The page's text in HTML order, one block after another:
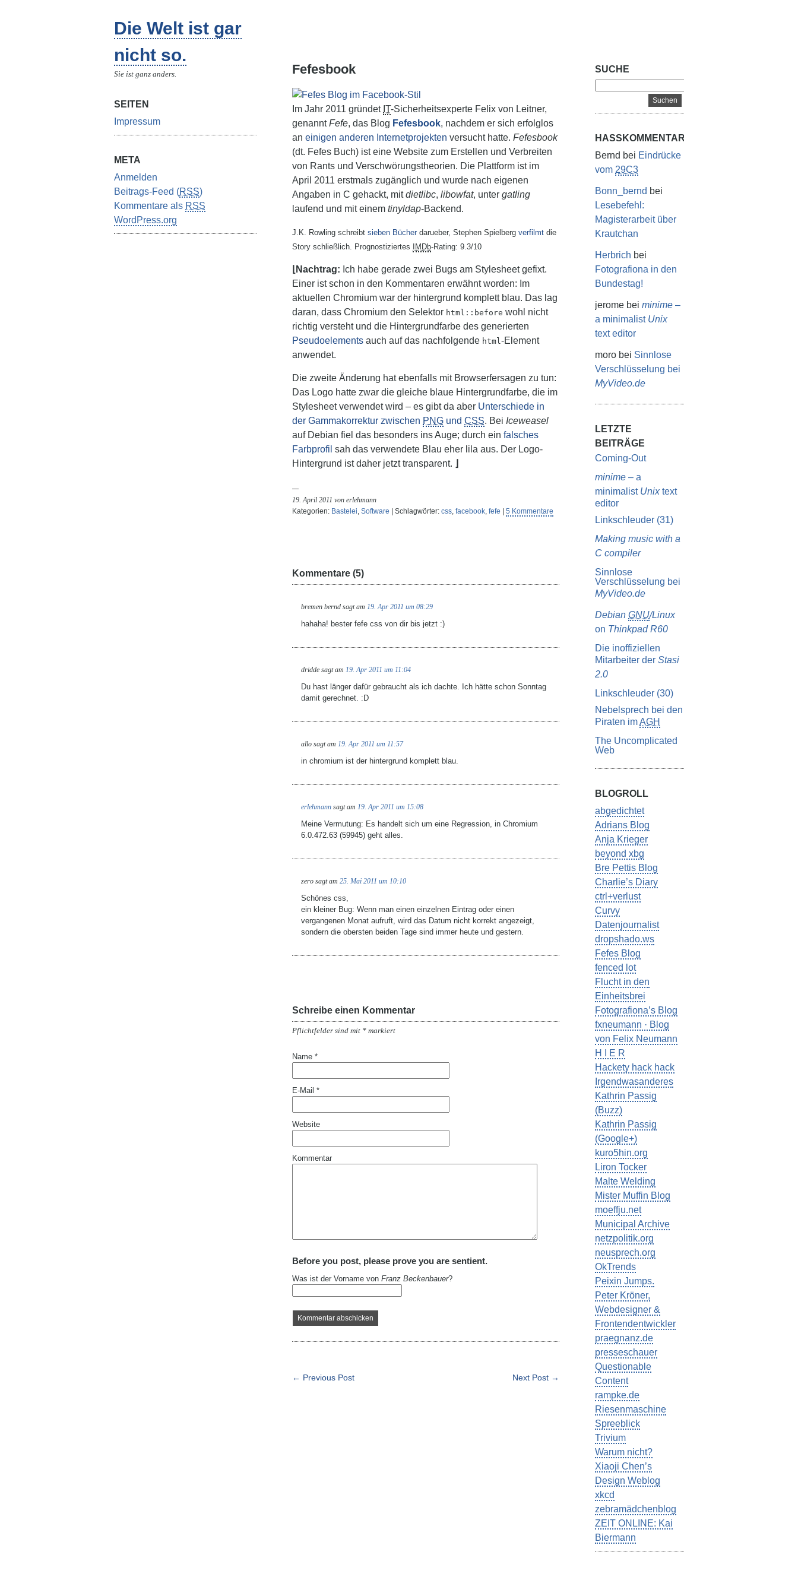
Die Welt ist gar
nicht so.
Sie ist ganz anders.
SEITEN
Impressum
META
Anmelden
Beitrags-Feed (RSS)
Kommentare als RSS
WordPress.org
Fefesbook
Im Jahr 2011 gründet IT-Sicherheitsexperte Felix von Leitner,
genanntFefe, das Blog Fefesbook, nachdem er sich erfolglos
an einigen anderen Internetprojekten versucht hatte. Fefesbook
(dt. Fefes Buch) ist eine Website zum Erstellen und Verbreiten
von Rants und Verschwörungstheorien. Die Plattform ist im
April 2011 erstmals zugänglich und wurde nach eigenen
Angaben in C gehackt, mitdietlibc, libowfat, unter gatling
laufend und mit einem tinyldap-Backend.
J.K. Rowling schreibt sieben Bücher darueber, Stephen Spielberg verfilmt die
Story schließlich. Prognostiziertes
IMDb-Rating: 9.3/10
Ich habe gerade zwei Bugs am Stylesheet gefixt.
Einer ist schon in den Kommentaren erwähnt worden: Im
aktuellen Chromium war der hintergrund komplett blau. Das lag
daran, dass Chromium den Selektor html::before wohl nicht
richtig versteht und die Hintergrundfarbe des generierten
Pseudoelements auch auf das nachfolgende html-Element
anwendet.
Die zweite Änderung hat ebenfalls mit Browserfersagen zu tun:
Das Logo hatte zwar die gleiche blaue Hintergrundfarbe, die im
Stylesheet verwendet wird – es gibt da aber Unterschiede in
der Gammakorrektur zwischen PNG und CSS. Bei Iceweasel
auf Debian fiel das besonders ins Auge; durch ein falsches
Farbprofil sah das verwendete Blau eher lila aus. Der Logo-
Hintergrund ist daher jetzt transparent.
19. April 2011 von erlehmann
Kategorien: Bastelei, Software | Schlagwörter: css, facebook, fefe 5 Kommentare
Kommentare (5)
bremen bernd sagt am 19. Apr 2011 um 08:29
hahaha! bester fefe css von dir bis jetzt :)
dridde sagt am 19. Apr 2011 um 11:04
Du hast länger dafür gebraucht als ich dachte. Ich hätte schon Sonntag
damit gerechnet. :D
allo sagt am 19. Apr 2011 um 11:57
in chromium ist der hintergrund komplett blau.
erlehmann sagt am 19. Apr 2011 um 15:08
Meine Vermutung: Es handelt sich um eine Regression, in Chromium
6.0.472.63 (59945) geht alles.
zero sagt am 25. Mai 2011 um 10:10
Schönes css,
ein kleiner Bug: Wenn man einen einzelnen Eintrag oder einen
vergangenen Monat aufruft, wird das Datum nicht korrekt angezeigt,
sondern die obersten beiden Tage sind immer heute und gestern.
Schreibe einen Kommentar
Pflichtfelder sind mit * markiert
Name *
E-Mail *
Website
Kommentar
Before you post, please prove you are sentient.
Was ist der Vorname von Franz Beckenbauer?
← Previous Post Next Post →
SUCHE
HASSKOMMENTARE
Bernd bei Eindrücke
vom 29C3
Bonn_bernd bei
Lesebefehl:
Magisterarbeit über
Krautchan
Herbrich bei
Fotografiona in den
Bundestag!
jerome beiminime –
a minimalist Unix
text editor
moro bei Sinnlose
Verschlüsselung bei
MyVideo.de
LETZTE
BEITRÄGE
Coming-Out
minime – a
minimalist Unixtext
editor
Linkschleuder (31)
Making music with a
C compiler
Sinnlose
Verschlüsselung bei
MyVideo.de
DebianGNU/Linux
on Thinkpad R60
Die inoffiziellen
Mitarbeiter derStasi
2.0
Linkschleuder (30)
Nebelsprech bei den
Piraten imAGH
The Uncomplicated
Web
BLOGROLL
abgedichtet
Adrians Blog
Anja Krieger
beyond xbg
Bre Pettis Blog
Charlie’s Diary
ctrl+verlust
Curvy
Datenjournalist
dropshado.ws
Fefes Blog
fenced lot
Flucht in den
Einheitsbrei
Fotografiona’s Blog
fxneumann · Blog
von Felix Neumann
H I E R
Hackety hack hack
Irgendwasanderes
Kathrin Passig
(Buzz)
Kathrin Passig
(Google+)
kuro5hin.org
Liron Tocker
Malte Welding
Mister Muffin Blog
moeffju.net
Municipal Archive
netzpolitik.org
neusprech.org
OkTrends
Peixin Jumps.
Peter Kröner,
Webdesigner &
Frontendentwickler
praegnanz.de
presseschauer
Questionable
Content
rampke.de
Riesenmaschine
Spreeblick
Trivium
Warum nicht?
Xiaoji Chen’s
Design Weblog
xkcd
zebramädchenblog
ZEIT ONLINE: Kai
Biermann